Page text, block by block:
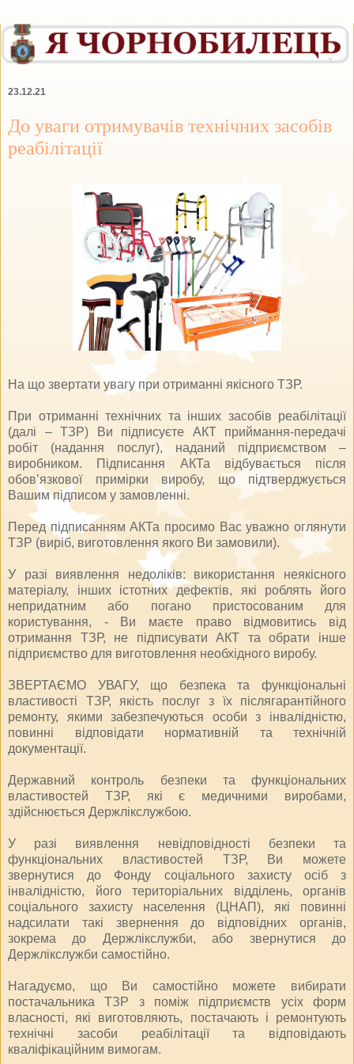
23.12.21
До уваги отримувачів технічних засобів
реабілітації
На що звертати увагу при отриманні якісного ТЗР.
При отриманні технічних та інших засобів реабілітації
(далі – ТЗР) Ви підписуєте АКТ приймання-передачі
робіт (надання послуг), наданий підприємством –
виробником. Підписання АКТа відбувається після
обов’язкової примірки виробу, що підтверджується
Вашим підписом у замовленні.
Перед підписанням АКТа просимо Вас уважно оглянути
ТЗР (виріб, виготовлення якого Ви замовили).
У разі виявлення недоліків: використання неякісного
матеріалу, інших істотних дефектів, які роблять його
непридатним або погано пристосованим для
користування, - Ви маєте право відмовитись від
отримання ТЗР, не підписувати АКТ та обрати інше
підприємство для виготовлення необхідного виробу.
ЗВЕРТАЄМО УВАГУ, що безпека та функціональні
властивості ТЗР, якість послуг з їх післягарантійного
ремонту, якими забезпечуються особи з інвалідністю,
повинні відповідати нормативній та технічній
документації.
Державний контроль безпеки та функціональних
властивостей ТЗР, які є медичними виробами,
здійснюється Держлікслужбою.
У разі виявлення невідповідності безпеки та
функціональних властивостей ТЗР, Ви можете
звернутися до Фонду соціального захисту осіб з
інвалідністю, його територіальних відділень, органів
соціального захисту населення (ЦНАП), які повинні
надсилати такі звернення до відповідних органів,
зокрема до Держлікслужби, або звернутися до
Держлікслужби самостійно.
Нагадуємо, що Ви самостійно можете вибирати
постачальника ТЗР з поміж підприємств усіх форм
власності, які виготовляють, постачають і ремонтують
технічні засоби реабілітації та відповідають
кваліфікаційним вимогам.